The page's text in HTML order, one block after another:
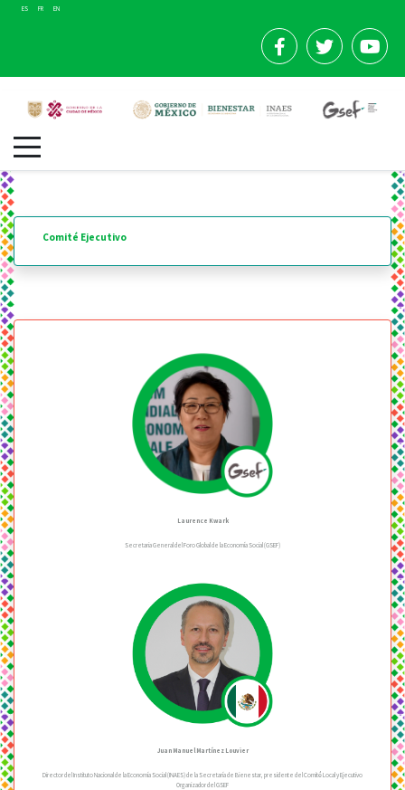
ES FR EN
Comité Ejecutivo
Laurence Kwark
Secretaria General del Foro Global de la Economía Social (GSEF)
Juan Manuel Martínez Louvier
Director del Instituto Nacional de la Economía Social (INAES) de la Secretaría de Bienestar, presidente del Comité́ Local y Ejecutivo
Organizador del GSEF